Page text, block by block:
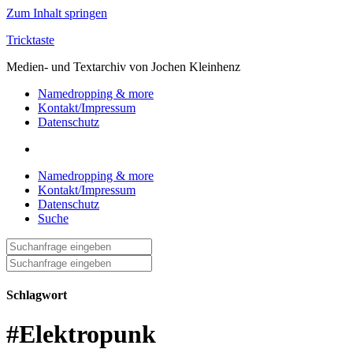
Zum Inhalt springen
Tricktaste
Medien- und Textarchiv von Jochen Kleinhenz
Namedropping & more
Kontakt/Impressum
Datenschutz
Namedropping & more
Kontakt/Impressum
Datenschutz
Suche
Suche
nach:
Suche
nach:
Schlagwort
#Elektropunk